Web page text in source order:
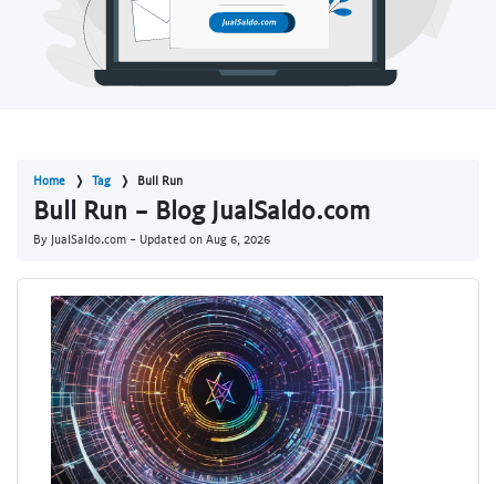
Home Tag Bull Run
Bull Run - Blog JualSaldo.com
By JualSaldo.com - Updated on Aug 6, 2026